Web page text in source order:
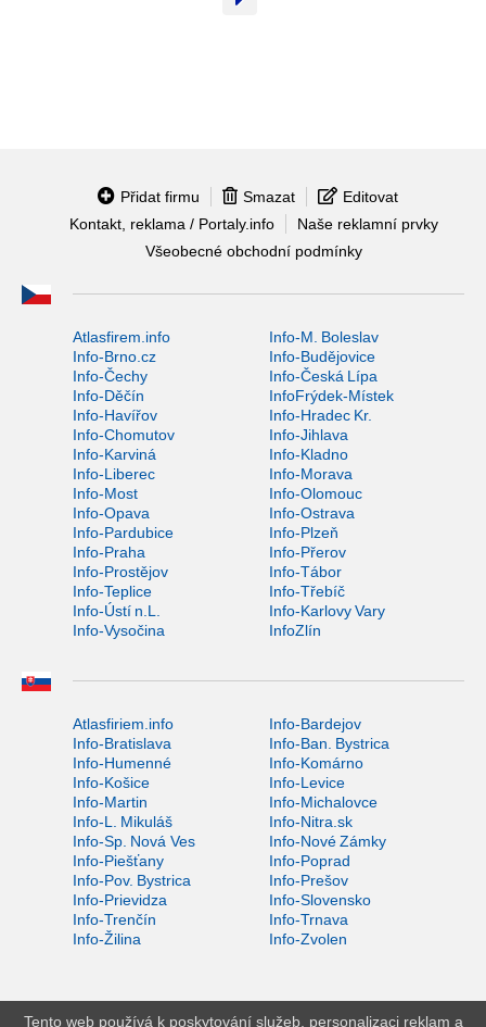
Přidat firmu Smazat
Editovat
Kontakt, reklama / Portaly.info
Naše reklamní prvky
Všeobecné obchodní podmínky
Atlasfirem.info
Info-M. Boleslav
Info-Brno.cz
Info-Budějovice
Info-Čechy
Info-Česká Lípa
Info-Děčín
InfoFrýdek-Místek
Info-Havířov
Info-Hradec Kr.
Info-Chomutov
Info-Jihlava
Info-Karviná
Info-Kladno
Info-Liberec
Info-Morava
Info-Most
Info-Olomouc
Info-Opava
Info-Ostrava
Info-Pardubice
Info-Plzeň
Info-Praha
Info-Přerov
Info-Prostějov
Info-Tábor
Info-Teplice
Info-Třebíč
Info-Ústí n.L.
Info-Karlovy Vary
Info-Vysočina
InfoZlín
Atlasfiriem.info
Info-Bardejov
Info-Bratislava
Info-Ban. Bystrica
Info-Humenné
Info-Komárno
Info-Košice
Info-Levice
Info-Martin
Info-Michalovce
Info-L. Mikuláš
Info-Nitra.sk
Info-Sp. Nová Ves
Info-Nové Zámky
Info-Piešťany
Info-Poprad
Info-Pov. Bystrica
Info-Prešov
Info-Prievidza
Info-Slovensko
Info-Trenčín
Info-Trnava
Info-Žilina
Info-Zvolen
Tento web používá k poskytování služeb, personalizaci reklam a